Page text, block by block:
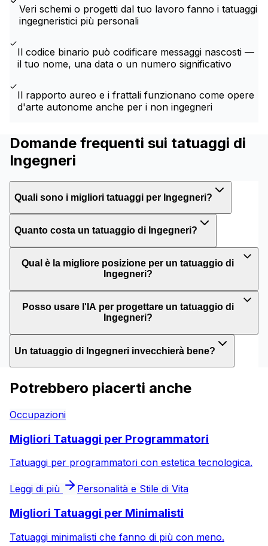
Veri schemi o progetti dal tuo lavoro fanno i tatuaggi
ingegneristici più personali
Il codice binario può codificare messaggi nascosti —
il tuo nome, una data o un numero significativo
Il rapporto aureo e i frattali funzionano come opere
d'arte autonome anche per i non ingegneri
Domande frequenti sui tatuaggi di
Ingegneri
Quali sono i migliori tatuaggi per Ingegneri?
Quanto costa un tatuaggio di Ingegneri?
Qual è la migliore posizione per un tatuaggio di
Ingegneri?
Posso usare l'IA per progettare un tatuaggio di
Ingegneri?
Un tatuaggio di Ingegneri invecchierà bene?
Potrebbero piacerti anche
Occupazioni
Migliori Tatuaggi per Programmatori
Tatuaggi per programmatori con estetica tecnologica.
Leggi di più Personalità e Stile di Vita
Migliori Tatuaggi per Minimalisti
Tatuaggi minimalisti che fanno di più con meno.